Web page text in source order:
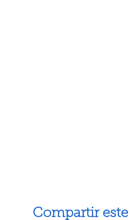
Compartir